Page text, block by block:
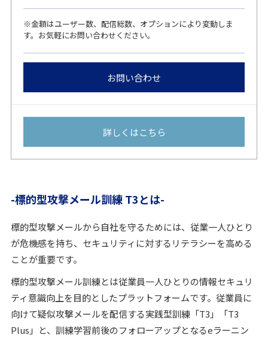
※金額はユーザー数、配信総数、オプションにより変動しま
す。お気軽にお問い合わせください。
お問い合わせ
詳しくはこちら
標的型攻撃メール訓練 T3とは
標的型攻撃メールから自社を守るためには、従業一人ひとり
が危機感を持ち、セキュリティに対するリテラシーを高める
ことが重要です。
標的型攻撃メール訓練とは従業員一人ひとりの情報セキュリ
ティ意識向上を目的としたプラットフォームです。従業員に
向けて疑似攻撃メールを配信する実践型訓練「T3」「T3
Plus」と、訓練学習前後のフォローアップとなるeラーニン